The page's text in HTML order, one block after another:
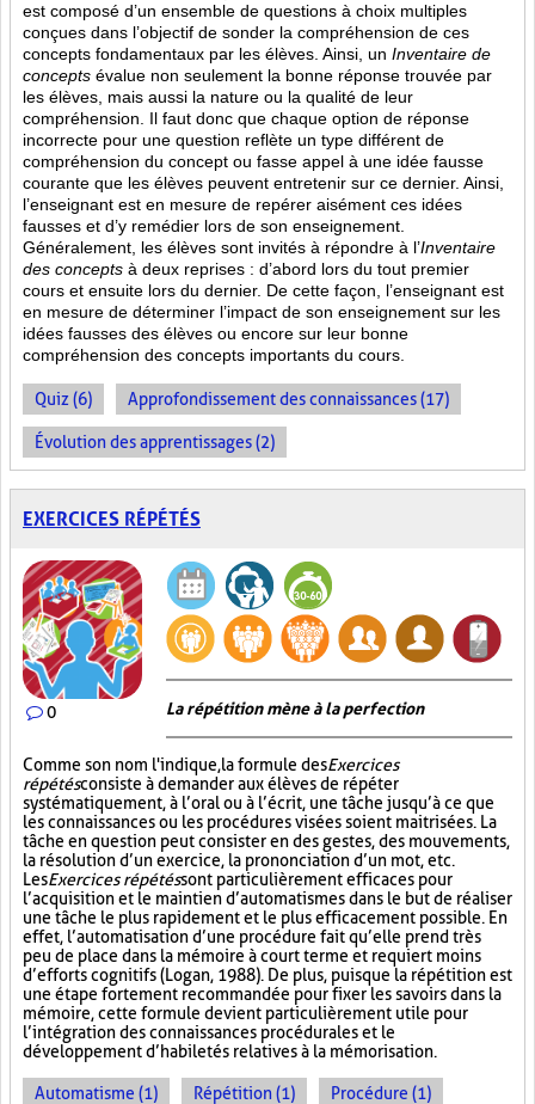
est composé d’un ensemble de questions à choix multiples
conçues dans l’objectif de sonder la compréhension de ces
concepts fondamentaux par les élèves. Ainsi, un Inventaire de
concepts évalue non seulement la bonne réponse trouvée par
les élèves, mais aussi la nature ou la qualité de leur
compréhension. Il faut donc que chaque option de réponse
incorrecte pour une question reflète un type différent de
compréhension du concept ou fasse appel à une idée fausse
courante que les élèves peuvent entretenir sur ce dernier. Ainsi,
l’enseignant est en mesure de repérer aisément ces idées
fausses et d’y remédier lors de son enseignement.
Généralement, les élèves sont invités à répondre à l’Inventaire
des concepts à deux reprises : d’abord lors du tout premier
cours et ensuite lors du dernier. De cette façon, l’enseignant est
en mesure de déterminer l’impact de son enseignement sur les
idées fausses des élèves ou encore sur leur bonne
compréhension des concepts importants du cours.
Quiz (6) Approfondissement des connaissances (17)
Évolution des apprentissages (2)
EXERCICES RÉPÉTÉS
0 La répétition mène à la perfection
Comme son nom l'indique, la formule desExercices
répétésconsiste à demander aux élèves de répéter
systématiquement, à l’oral ou à l’écrit, une tâche jusqu’à ce que
les connaissances ou les procédures visées soient maitrisées. La
tâche en question peut consister en des gestes, des mouvements,
la résolution d’un exercice, la prononciation d’un mot, etc.
LesExercices répétéssont particulièrement efficaces pour
l’acquisition et le maintien d’automatismes dans le but de réaliser
une tâche le plus rapidement et le plus efficacement possible. En
effet, l’automatisation d’une procédure fait qu’elle prend très
peu de place dans la mémoire à court terme et requiert moins
d’efforts cognitifs (Logan, 1988). De plus, puisque la répétition est
une étape fortement recommandée pour fixer les savoirs dans la
mémoire, cette formule devient particulièrement utile pour
l’intégration des connaissances procédurales et le
développement d’habiletés relatives à la mémorisation.
Automatisme (1) Répétition (1) Procédure (1)